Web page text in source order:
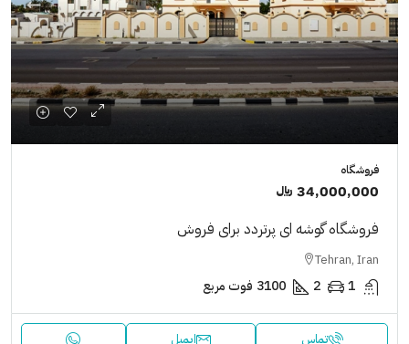
فروشگاه
34,000,000 ﷼
فروشگاه گوشه ای پرتردد برای فروش
Tehran, Iran
1
2
3100 فوت مربع
تماس ایمیل